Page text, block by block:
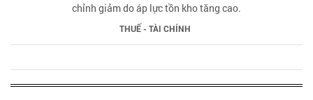
chỉnh giảm do áp lực tồn kho tăng cao.
THUẾ - TÀI CHÍNH